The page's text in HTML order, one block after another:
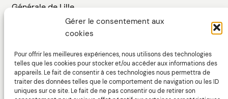
Gérer le consentement aux
cookies
Pour offrir les meilleures expériences, nous utilisons des technologies
telles que les cookies pour stocker et/ou accéder aux informations des
appareils. Le fait de consentir à ces technologies nous permettra de
traiter des données telles que le comportement de navigation ou les ID
uniques sur ce site. Le fait de ne pas consentir ou de retirer son
Générale de Lille.
Le web design du site a été assuré par Thibault
GARCIA-DHIF, ergonome spécialisée dans la
conception et l’évaluation des interfaces homme-
machine.